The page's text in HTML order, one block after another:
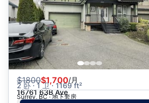
$1800$1,700/月
2 卧 · 1 卫 · 1169 ft²
16761 63B Ave
Surrey, BC · 地下套房